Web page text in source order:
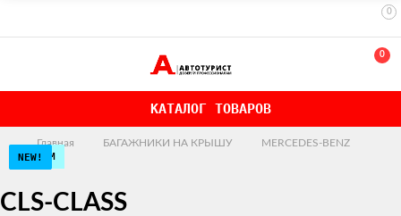
0
0
КАТАЛОГ ТОВАРОВ
Главная БАГАЖНИКИ НА КРЫШУ MERCEDES-BENZ
CLS-CLASS
ЭКОНОМ
ЭКОНОМ
NEW!
ЭКОНОМ
NEW!
NEW!